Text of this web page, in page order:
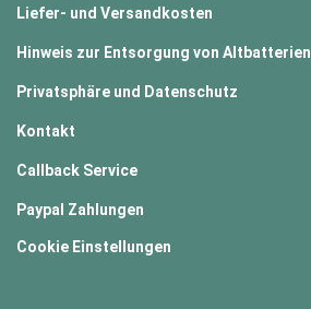
Liefer- und Versandkosten
Hinweis zur Entsorgung von Altbatterien
Privatsphäre und Datenschutz
Kontakt
Callback Service
Paypal Zahlungen
Cookie Einstellungen